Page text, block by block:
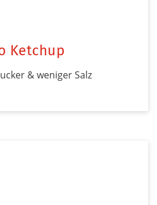
Ketchup
& weniger Salz